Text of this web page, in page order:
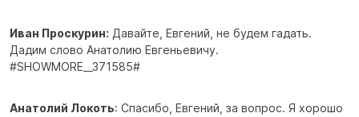
Иван Проскурин: Давайте, Евгений, не будем гадать.
Дадим слово Анатолию Евгеньевичу.
#SHOWMORE__371585#
Анатолий Локоть: Спасибо, Евгений, за вопрос. Я хорошо